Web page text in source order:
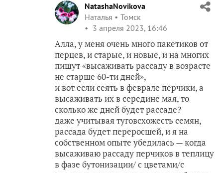
NatashaNovikova
Наталья
Томск
3 апреля 2023, 16:46
Алла, у меня очень много пакетиков от
перцев, и старые, и новые, и на многих
пишут «высаживать рассаду в возрасте
не старше 60-ти дней»,
и вот если сеять в феврале перчики, а
высаживать их в середине мая, то
сколько же дней будет рассаде?
даже учитывая туговсхожесть семян,
рассада будет переросшей, и я на
собственном опыте убедилась — когда
высаживаю рассаду перчиков в теплицу
в фазе бутонизации/ с цветами/с